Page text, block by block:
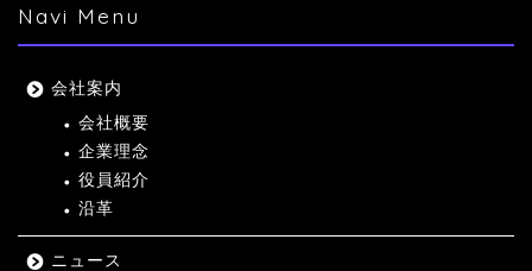
Navi Menu
会社案内
会社概要
企業理念
役員紹介
沿革
ニュース